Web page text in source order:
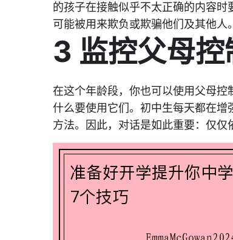
的孩子在接触似乎不太正确的内容
可能被用来欺负或欺骗他们及其他人。
3 监控父母
在这个年龄段，你也可以使用父母
什么要使用它们。初中生每天都在
方法。因此，对话是如此重要：仅仅